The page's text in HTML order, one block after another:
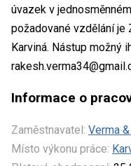
úvazek v
požadované vzdělání je
Karviná. Nástup možný
Informace o
Zaměstnavatel: Verma
Místo výkonu práce: